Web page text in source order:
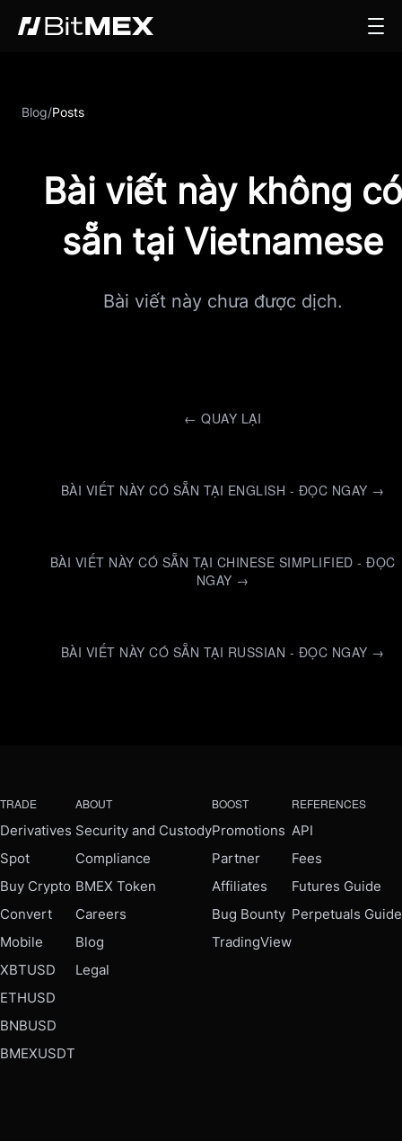
Blog/Posts
Bài viết này không có
sẵn tại Vietnamese
Bài viết này chưa được dịch.
← QUAY LẠI
BÀI VIẾT NÀY CÓ SẴN TẠI ENGLISH - ĐỌC NGAY →
BÀI VIẾT NÀY CÓ SẴN TẠI CHINESE SIMPLIFIED - ĐỌC
NGAY →
BÀI VIẾT NÀY CÓ SẴN TẠI RUSSIAN - ĐỌC NGAY →
TRADE
Derivatives
Spot
Buy Crypto
Convert
Mobile
XBTUSD
ETHUSD
BNBUSD
BMEXUSDT
ABOUT
Security and Custody
Compliance
BMEX Token
Careers
Blog
Legal
BOOST
Promotions
Partner
Affiliates
Bug Bounty
TradingView
REFERENCES
API
Fees
Futures Guide
Perpetuals Guide